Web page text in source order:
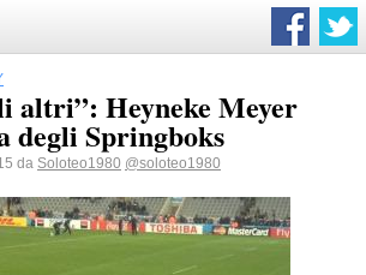
altri”: Heyneke Meyer
degli Springboks
da Soloteo1980 @soloteo1980